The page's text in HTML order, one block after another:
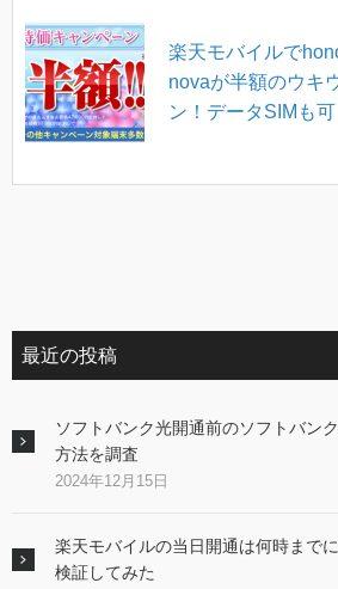
楽天モバイルで
novaが半額のウキ
ン！データSIMも可
最近の投稿
ソフトバンク光開通前のソフトバン
方法を調査
2024年12月15日
楽天モバイルの当日開通は何時まで
検証してみた